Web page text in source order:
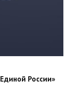
России»